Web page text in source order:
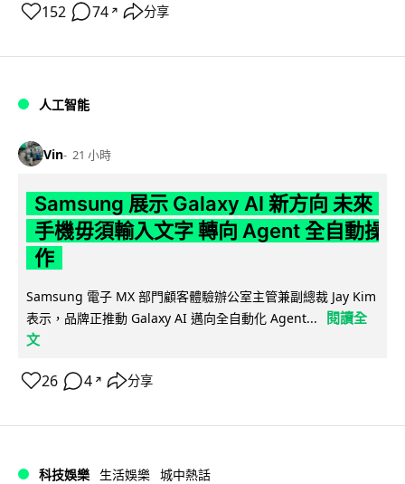
152 74 ↗ 分享
人工智能
Vin 21 小時
Samsung 展示 Galaxy AI 新方向 未來
手機毋須輸入文字 轉向 Agent 全自動操
作
Samsung 電子 MX 部門顧客體驗辦公室主管兼副總裁 Jay Kim
表示，品牌正推動 Galaxy AI 邁向全自動化 Agent...
閱讀全
文
26 4 ↗ 分享
科技娛樂 生活娛樂 城中熱話